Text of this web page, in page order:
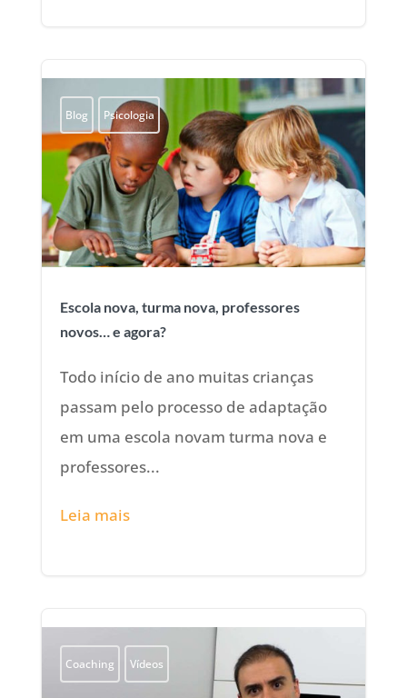
Blog Psicologia
Escola nova, turma nova, professores
novos… e agora?
Todo início de ano muitas crianças
passam pelo processo de adaptação
em uma escola novam turma nova e
professores...
Leia mais
Coaching Vídeos